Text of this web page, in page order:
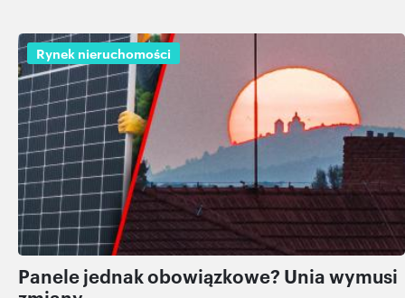
Rynek nieruchomości
Panele jednak obowiązkowe? Unia wymusi